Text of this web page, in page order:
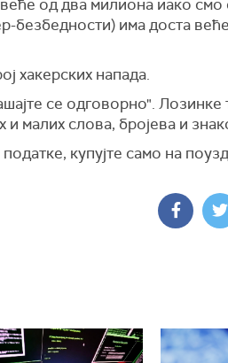
од два милиона иако смо
безбедности) има доста
хакерских напада.
се одговорно". Лозинке
малих слова, бројева и
купујте само на